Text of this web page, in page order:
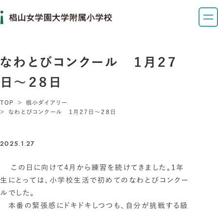
なわとびコンクール １月２７
日～２８日
TOP
椙小ダイアリー
なわとびコンクール １月２７日～２８日
2025.1.27
この日に向けて4月から練習を続けてきました。1年
生にとっては、小学校生活で初めてのなわとびコンクー
ルでした。
本番の緊張感にドキドキしつつも、自分が挑戦する級